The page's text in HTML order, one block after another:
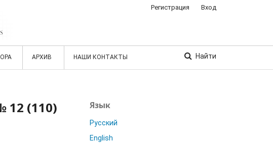
АРХИВ НАШИ КОНТАКТЫ Найти
Регистрация Вход
(110)
Язык
Русский
English